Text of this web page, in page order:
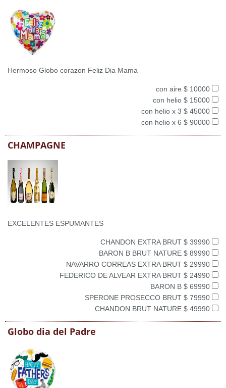
Hermoso Globo corazon Feliz Dia Mama
con aire $ 10000
con helio $ 15000
con helio x 3 $ 45000
con helio x 6 $ 90000
CHAMPAGNE
EXCELENTES ESPUMANTES
CHANDON EXTRA BRUT $ 39990
BARON B BRUT NATURE $ 89990
NAVARRO CORREAS EXTRA BRUT $ 29990
FEDERICO DE ALVEAR EXTRA BRUT $ 24990
BARON B $ 69990
SPERONE PROSECCO BRUT $ 79990
CHANDON BRUT NATURE $ 49990
Globo dia del Padre